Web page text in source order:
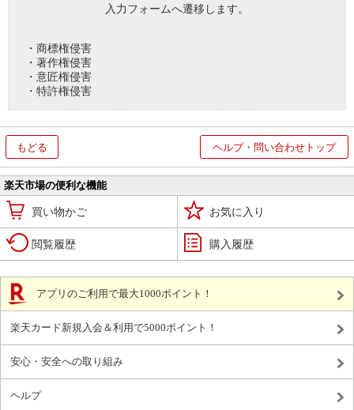
入力フォームへ遷移します。
・商標権侵害
・著作権侵害
・意匠権侵害
・特許権侵害
もどる ヘルプ・問い合わせトップ
楽天市場の便利な機能
買い物かご お気に入り
閲覧履歴 購入履歴
アプリのご利用で最大1000ポイント！
楽天カード新規入会＆利用で5000ポイント！
安心・安全への取り組み
ヘルプ